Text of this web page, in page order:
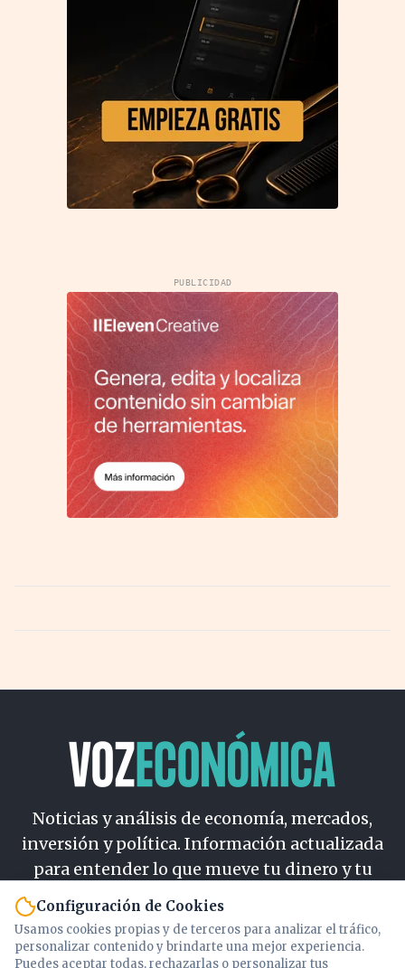
PUBLICIDAD
Noticias y análisis de economía, mercados,
inversión y política. Información actualizada
para entender lo que mueve tu dinero y tu
país.
Nosotros
Cookies
Configuración de Cookies
Usamos cookies propias y de terceros para analizar el tráfico,
personalizar contenido y brindarte una mejor experiencia.
Puedes aceptar todas, rechazarlas o personalizar tus